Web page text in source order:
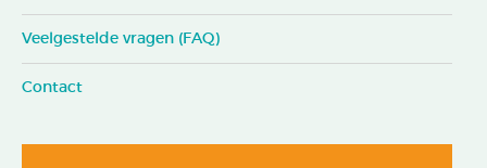
Veelgestelde vragen (FAQ)
Contact